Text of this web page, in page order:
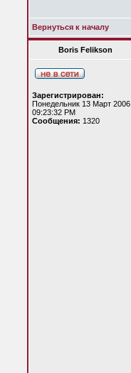
Вернуться к началу
Boris Felikson
Зарегистрирован:
Понедельник 13 Март 2006
09:23:32 PM
Сообщения: 1320